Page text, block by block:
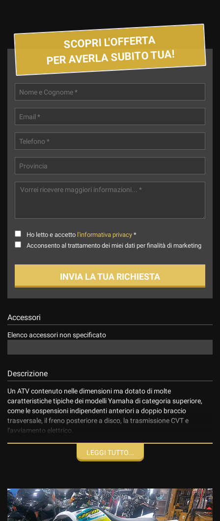
SCOPRI L'OFFERTA
PER AVERLA SUBITO TUA!
Ho letto e accetto l'informativa privacy *
Acconsento al trattamento dei miei dati per finalità di marketing
INVIA LA TUA RICHIESTA
Accessori
Elenco accessori non specificato
Descrizione
Un ATV contenuto nelle dimensioni ma dotato di molte
caratteristiche tipiche dei modelli Yamaha di categoria superiore,
come le sospensioni indipendenti anteriori a doppio braccio
trasversale, il freno posteriore a disco, la trasmissione CVT e
l'avviamento elettrico.
LEGGI TUTTO...